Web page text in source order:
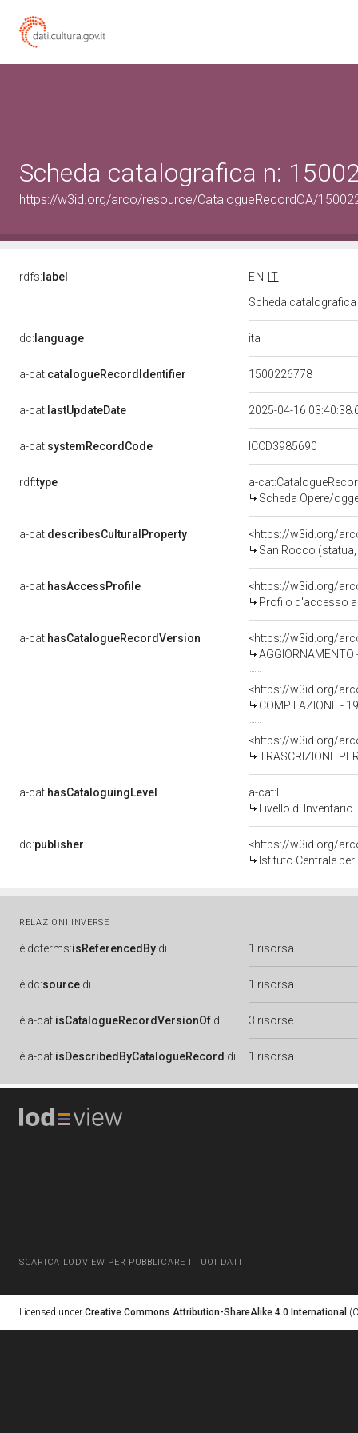
Scheda catalografica n:
https://w3id.org/arco/resource/CatalogueRecordOA/
rdfs: label EN
IT
Scheda
dc: language ita
a-cat:catalogueRecordIdentifier 1500226778
a-cat: lastUpdateDate 2025-04-16
a-cat:systemRecordCode ICCD3985690
rdf:type
a-
Scheda Opere/
a-cat:describesCulturalProperty
<https://w3id.org/
San Rocco
a-cat:hasAccessProfile
<https://w3id.org/
Profilo d'accesso
a-cat:hasCatalogueRecordVersion
<https://w3id.org/
<https://w3id.org/
COMPILAZIONE -
<https://w3id.org/
TRASCRIZIONE
a-cat:hasCataloguingLevel
a-cat:I
Livello di Inventario
dc:publisher
<https://w3id.org/
Istituto Centrale
RELAZIONI INVERSE
è dcterms:isReferencedBy di 1 risorsa
è dc:source di 1 risorsa
è a-cat:isCatalogueRecordVersionOf di 3 risorse
è a-cat:isDescribedByCatalogueRecord di 1 risorsa
SCARICA LODVIEW PER PUBBLICARE I TUOI DATI
Licensed under Creative Commons Attribution-ShareAlike 4.0 International